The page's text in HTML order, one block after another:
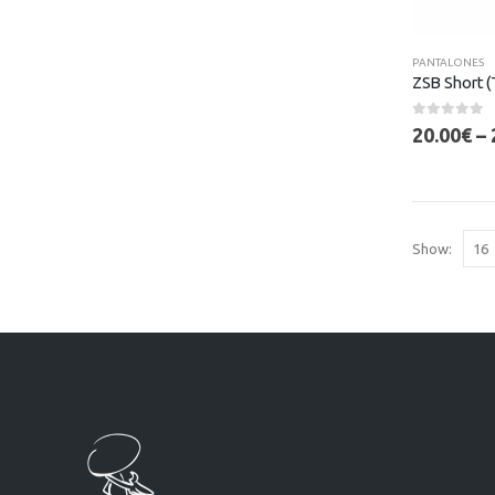
PANTALONES
ZSB Short
0out of 5
20.00€ –
Show: